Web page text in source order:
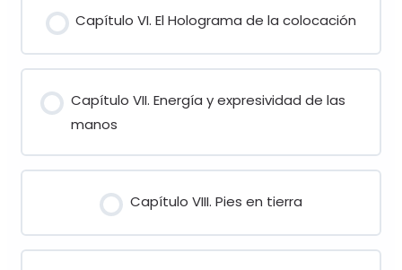
Capítulo VI. El Holograma de la colocación
Capítulo VII. Energía y expresividad de las
manos
Capítulo VIII. Pies en tierra